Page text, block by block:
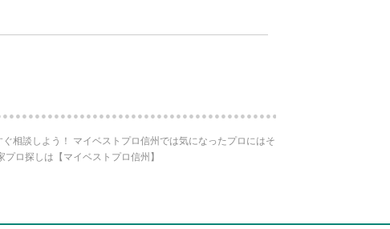
相談しよう！ マイベストプロ信州では気になったプロにはそ
ロ探しは【マイベストプロ信州】